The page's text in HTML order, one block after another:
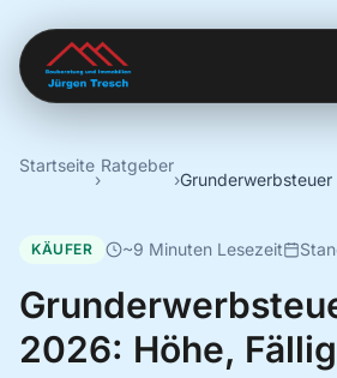
Startseite
›
Ratgeber
›
KÄUFER ~9 Minuten Lesezeit
2026: Höhe,